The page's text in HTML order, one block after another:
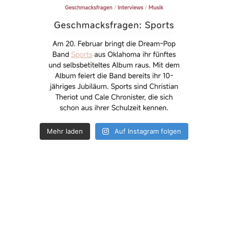
Mehr laden Auf Instagram folgen